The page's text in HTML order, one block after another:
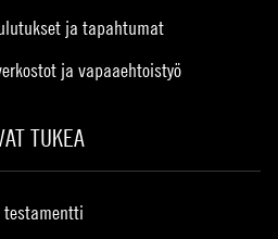
ja tapahtumat
ja vapaaehtoistyö
TUKEA
testamentti